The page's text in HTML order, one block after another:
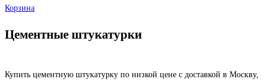
Корзина
Цементные штукатурки
Купить цементную штукатурку по низкой цене с доставкой в Москву,